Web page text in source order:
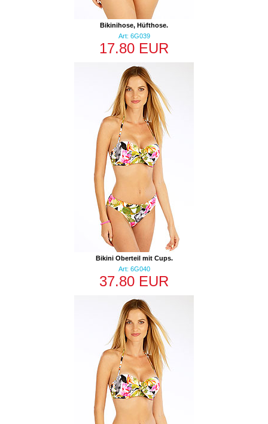
Bikinihose, Hüfthose.
Art: 6G039
17.80 EUR
Bikini Oberteil mit Cups.
Art: 6G040
37.80 EUR